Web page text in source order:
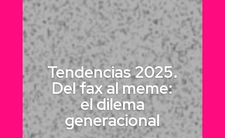
Tendencias 2025.
Del fax al meme:
el dilema
generacional